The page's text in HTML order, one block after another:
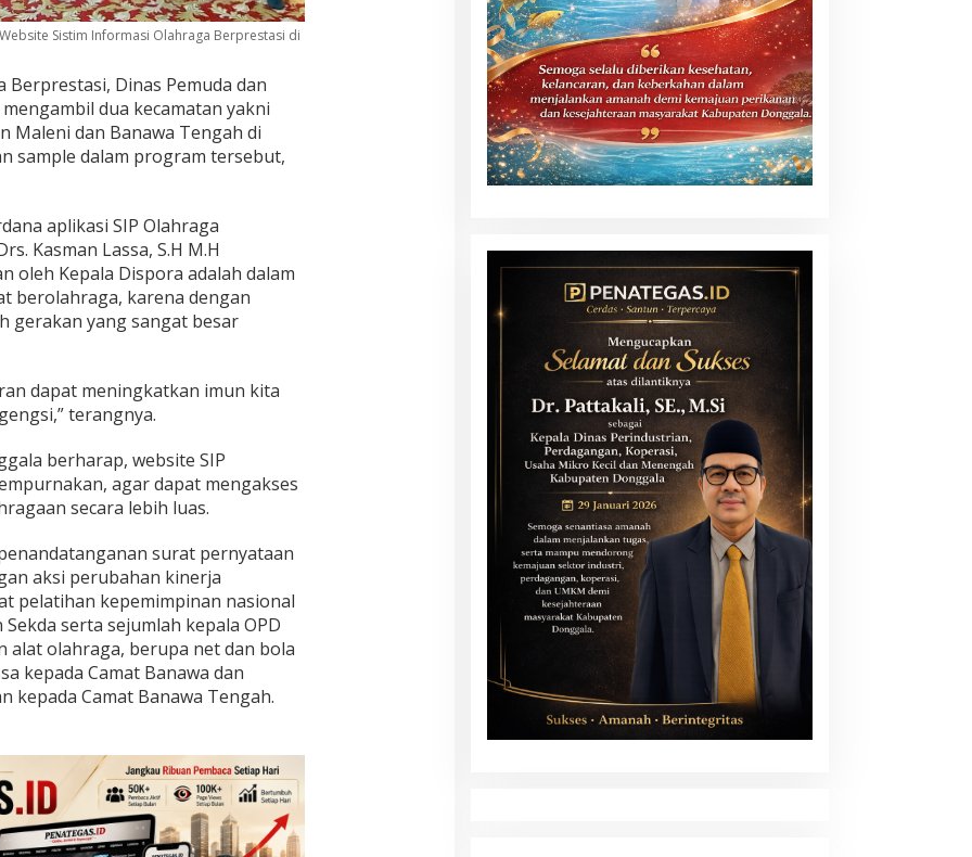
Sistim Informasi Olahraga Berprestasi di
Berprestasi, Dinas Pemuda dan
dua kecamatan yakni
Maleni dan Banawa Tengah di
sample dalam program tersebut,
aplikasi SIP Olahraga
Kasman Lassa, S.H M.H
oleh Kepala Dispora adalah dalam
berolahraga, karena dengan
gerakan yang sangat besar
dapat meningkatkan imun kita
terangnya.
berharap, website SIP
agar dapat mengakses
secara lebih luas.
surat pernyataan
aksi perubahan kinerja
pelatihan kepemimpinan nasional
serta sejumlah kepala OPD
alat olahraga, berupa net dan bola
kepada Camat Banawa dan
kepada Camat Banawa Tengah.